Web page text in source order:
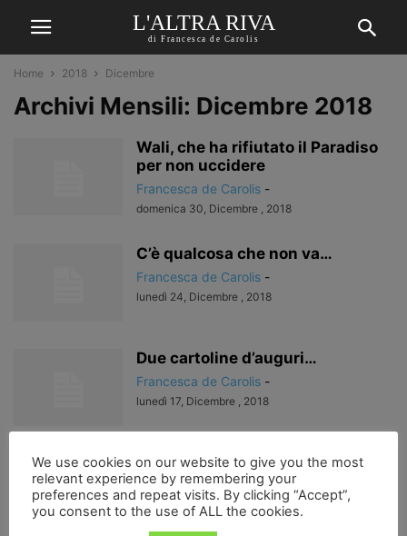
L'ALTRA RIVA
di Francesca de Carolis
Home 2018 Dicembre
Archivi Mensili: Dicembre 2018
Wali, che ha rifiutato il Paradiso
per non uccidere
Francesca de Carolis -
domenica 30, Dicembre , 2018
C’è qualcosa che non va…
Francesca de Carolis -
lunedì 24, Dicembre , 2018
Due cartoline d’auguri…
Francesca de Carolis -
lunedì 17, Dicembre , 2018
44 matti e i musicanti di Brema
Francesca de Carolis -
lunedì 10, Dicembre , 2018
We use cookies on our website to give you the most
relevant experience by remembering your
preferences and repeat visits. By clicking “Accept”,
you consent to the use of ALL the cookies.